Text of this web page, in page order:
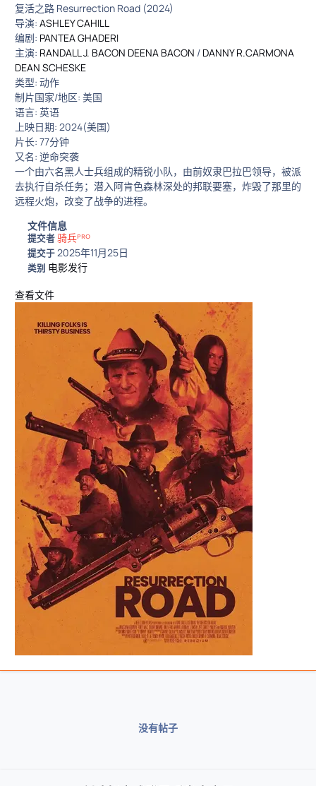
复活之路 Resurrection Road (2024)
导演: ASHLEY CAHILL
编剧: PANTEA GHADERI
主演: RANDALL J. BACON DEENA BACON / DANNY R.CARMONA
DEAN SCHESKE
类型: 动作
制片国家/地区: 美国
语言: 英语
上映日期: 2024(美国)
片长: 77分钟
又名: 逆命突袭
一个由六名黑人士兵组成的精锐小队，由前奴隶巴拉巴领导，被派
去执行自杀任务；潜入阿肯色森林深处的邦联要塞，炸毁了那里的
远程火炮，改变了战争的进程。
文件信息
提交者骑兵ᴾᴿᴼ
提交于2025年11月25日
类别 电影发行
查看文件
没有帖子